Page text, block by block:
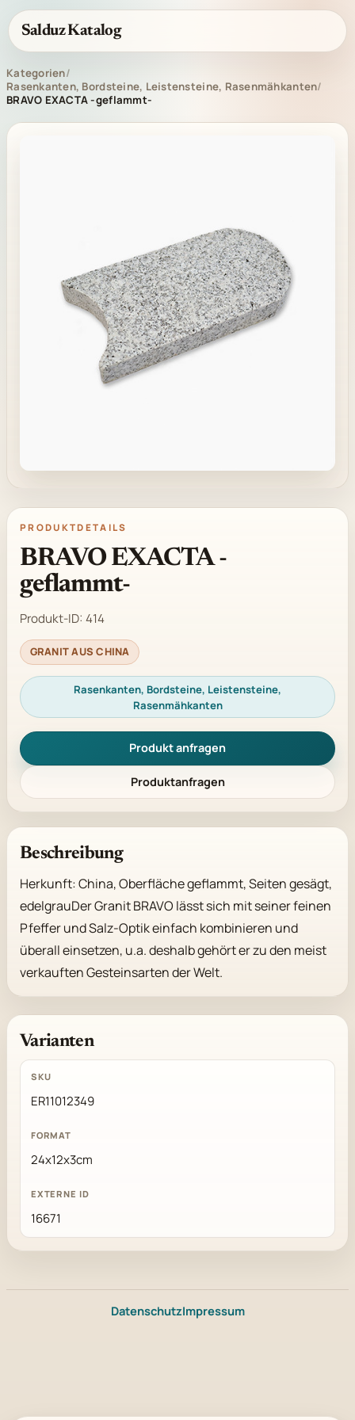
Salduz Katalog
Kategorien/
Rasenkanten, Bordsteine, Leistensteine, Rasenmähkanten/
BRAVO EXACTA -geflammt-
PRODUKTDETAILS
BRAVO EXACTA -
geflammt-
Produkt-ID: 414
GRANIT AUS CHINA
Rasenkanten, Bordsteine, Leistensteine,
Rasenmähkanten
Produkt anfragen
Produktanfragen
Beschreibung
Herkunft: China, Oberfläche geflammt, Seiten gesägt,
edelgrauDer Granit BRAVO lässt sich mit seiner feinen
Pfeffer und Salz-Optik einfach kombinieren und
überall einsetzen, u.a. deshalb gehört er zu den meist
verkauften Gesteinsarten der Welt.
Varianten
ER11012349
24x12x3cm
16671
DatenschutzImpressum